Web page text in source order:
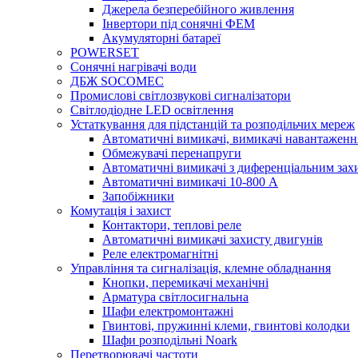
Джерела безперебійного живлення
Інвертори під сонячні ФЕМ
Акумуляторні батареї
POWERSET
Сонячні нагрівачі води
ДБЖ SOCOMEC
Промислові світлозвукові сигналізатори
Світлодіодне LED освітлення
Устаткування для підстанцій та розподільчих мереж
Автоматичні вимикачі, вимикачі
Обмежувачі перенапруги
Автоматичні вимикачі з диференціальним
Автоматичні вимикачі 10-800 А
Запобіжники
Комутація і захист
Контактори, теплові реле
Автоматичні вимикачі захисту двигунів
Реле електромагнітні
Управління та сигналізація, клемне обладнання
Кнопки, перемикачі механічні
Арматура світлосигнальна
Шафи електромонтажні
Гвинтові, пружинні клеми, гвинтові колодки
Шафи розподільні Noark
Перетворювачі частоти